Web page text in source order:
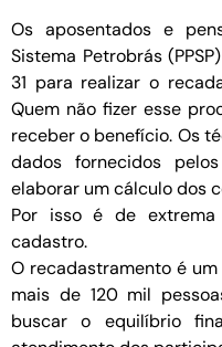
Os aposentados e
Sistema Petrobrás
31 para realizar o
Quem não fizer esse
receber o benefício. Os
dados fornecidos
elaborar um cálculo dos
Por isso é de
cadastro.
O recadastramento é
mais de 120 mil
buscar o equilíbrio